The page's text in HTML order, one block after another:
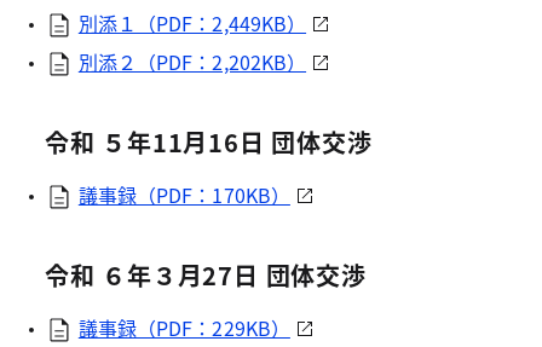
別添１（PDF：2,449KB）
別添２（PDF：2,202KB）
令和 ５年11月16日 団体交渉
議事録（PDF：170KB）
令和 ６年３月27日 団体交渉
議事録（PDF：229KB）